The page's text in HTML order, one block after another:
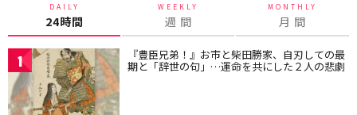
DAILY
24時間
WEEKLY
週 間
MONTHLY
月 間
1 『豊臣兄弟！』お市と柴田勝家、自刃しての最
期と「辞世の句」…運命を共にした２人の悲劇